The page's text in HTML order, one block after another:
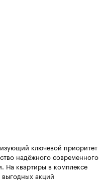
ключевой приоритет
надёжного современного
На квартиры в комплексе
выгодных акций